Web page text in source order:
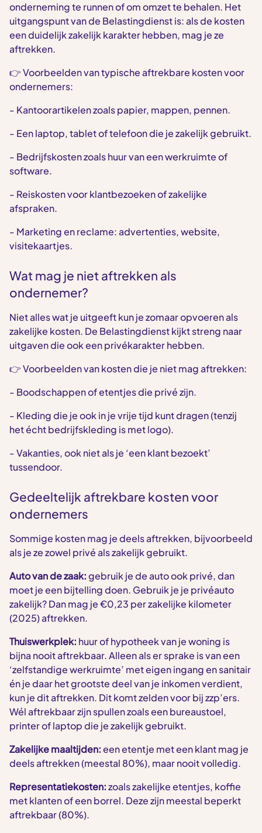
onderneming te runnen of om omzet te behalen. Het
uitgangspunt van de Belastingdienst is: als de kosten
een duidelijk zakelijk karakter hebben, mag je ze
aftrekken.
👉 Voorbeelden van typische aftrekbare kosten voor
ondernemers:
- Kantoorartikelen zoals papier, mappen, pennen.
- Een laptop, tablet of telefoon die je zakelijk gebruikt.
- Bedrijfskosten zoals huur van een werkruimte of
software.
- Reiskosten voor klantbezoeken of zakelijke
afspraken.
- Marketing en reclame: advertenties, website,
visitekaartjes.
Wat mag je niet aftrekken als
ondernemer?
Niet alles wat je uitgeeft kun je zomaar opvoeren als
zakelijke kosten. De Belastingdienst kijkt streng naar
uitgaven die ook een privékarakter hebben.
👉 Voorbeelden van kosten die je niet mag aftrekken:
- Boodschappen of etentjes die privé zijn.
- Kleding die je ook in je vrije tijd kunt dragen (tenzij
het écht bedrijfskleding is met logo).
- Vakanties, ook niet als je ‘een klant bezoekt’
tussendoor.
Gedeeltelijk aftrekbare kosten voor
ondernemers
Sommige kosten mag je deels aftrekken, bijvoorbeeld
als je ze zowel privé als zakelijk gebruikt.
Auto van de zaak:gebruik je de auto ook privé, dan
moet je een bijtelling doen. Gebruik je je privéauto
zakelijk? Dan mag je €0,23 per zakelijke kilometer
(2025) aftrekken.
Thuiswerkplek: huur of hypotheek van je woning is
bijna nooit aftrekbaar. Alleen als er sprake is van een
‘zelfstandige werkruimte’ met eigen ingang en sanitair
én je daar het grootste deel van je inkomen verdient,
kun je dit aftrekken. Dit komt zelden voor bij zzp’ers.
Wél aftrekbaar zijn spullen zoals een bureaustoel,
printer of laptop die je zakelijk gebruikt.
Zakelijke maaltijden:een etentje met een klant mag je
deels aftrekken (meestal 80%), maar nooit volledig.
Representatiekosten:zoals zakelijke etentjes, koffie
met klanten of een borrel. Deze zijn meestal beperkt
aftrekbaar (80%).